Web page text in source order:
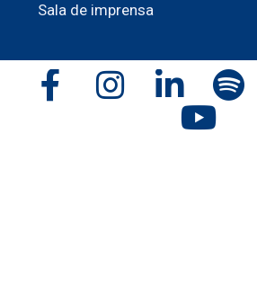
Sala de imprensa